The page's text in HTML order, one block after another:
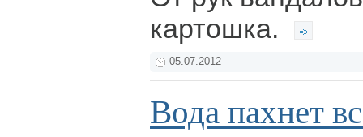
картошка.
05.07.2012
Вода пахнет